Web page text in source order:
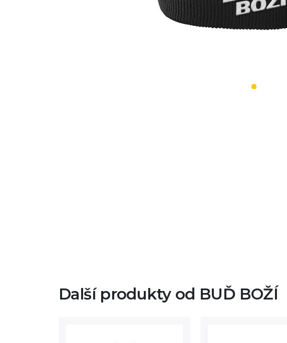
Další produkty od BUĎ BOŽÍ